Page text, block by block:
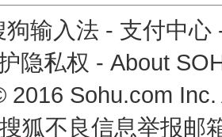
狗输入法 - 支付中心
隐私权 - About
2016 Sohu.com
搜狐不良信息举报邮